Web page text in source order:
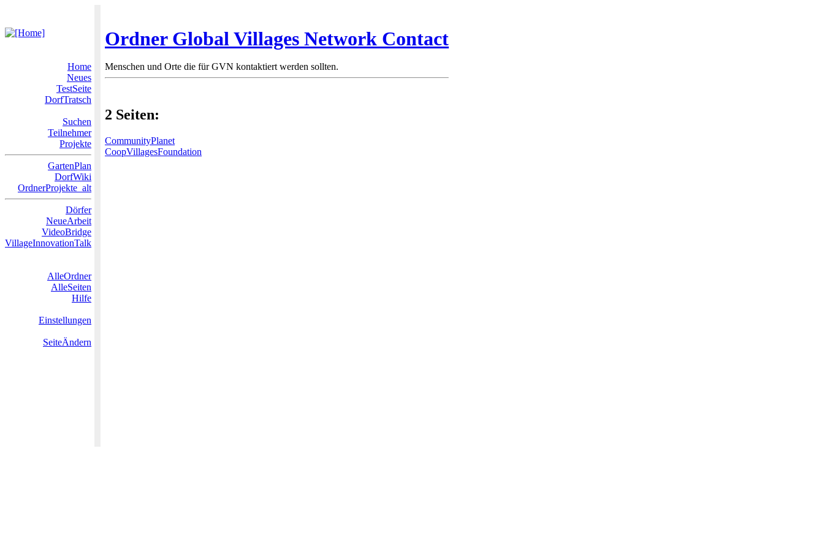
Ordner Global Villages Network Contact
Home
Neues
TestSeite
DorfTratsch
Suchen
Teilnehmer
Projekte
GartenPlan
DorfWiki
OrdnerProjekte_alt
Dörfer
NeueArbeit
VideoBridge
VillageInnovationTalk
AlleOrdner
AlleSeiten
Hilfe
Einstellungen
SeiteÄndern
Menschen und Orte die für GVN kontaktiert werden sollten.
2 Seiten:
CommunityPlanet
CoopVillagesFoundation